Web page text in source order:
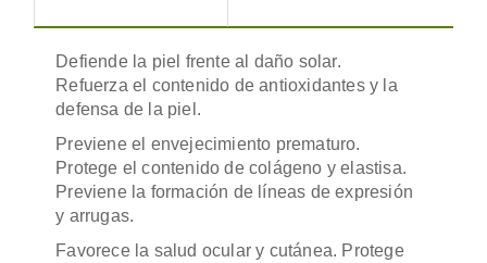
Defiende la piel frente al daño solar.
Refuerza el contenido de antioxidantes y la
defensa de la piel.
Previene el envejecimiento prematuro.
Protege el contenido de colágeno y elastisa.
Previene la formación de líneas de expresión
y arrugas.
Favorece la salud ocular y cutánea. Protege